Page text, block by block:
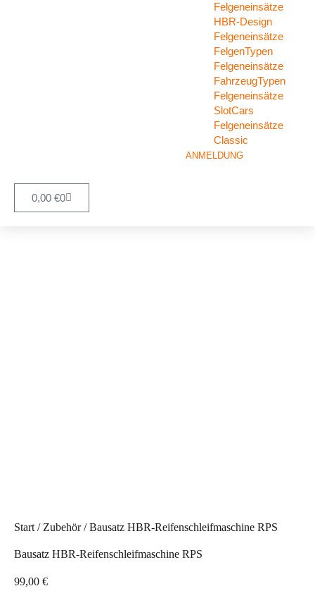
Felgeneinsätze
HBR-Design
Felgeneinsätze
FelgenTypen
Felgeneinsätze
FahrzeugTypen
Felgeneinsätze
SlotCars
Felgeneinsätze
Classic
ANMELDUNG
0,00 €0
Start / Zubehör/ Bausatz HBR-Reifenschleifmaschine RPS
Bausatz HBR-Reifenschleifmaschine RPS
99,00 €